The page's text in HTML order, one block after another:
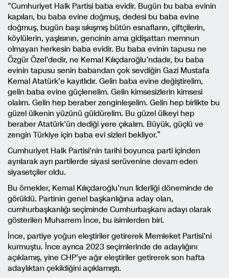
“Cumhuriyet Halk Partisi baba evidir. Bugün bu baba evinin
kapıları, bu baba evine doğmuş, dedesi bu baba evine
doğmuş, bugün başı sıkışmış bütün esnafların, çiftçilerin,
köylülerin, yaşlısının, gencinin ama gidişattan memnun
olmayan herkesin baba evidir. Bu baba evinin tapusu ne
Özgür Özel’dedir, ne Kemal Kılıçdaroğlu’ndadır, bu baba
evinin tapusu senin babandan çok sevdiğin Gazi Mustafa
Kemal Atatürk’e kayıtlıdır. Gelin baba evine değiştirelim,
gelin baba evine güçlenelim. Gelin kimsesizlerin kimsesi
olalım. Gelin hep beraber zenginleşelim. Gelin hep birlikte bu
güzel ülkenin yüzünü güldürelim. Bu güzel ülkeyi hep
beraber Atatürk’ün dediği yere çıkalım. Büyük, güçlü ve
zengin Türkiye için baba evi sizleri bekliyor.”
Cumhuriyet Halk Partisi’nin tarihi boyunca parti içinden
ayrılarak ayrı partilerde siyasi serüvenine devam eden
siyasetçiler oldu.
Bu örnekler, Kemal Kılıçdaroğlu’nun liderliği döneminde de
görüldü. Partinin genel başkanlığına aday olan,
cumhurbaşkanlığı seçiminde Cumhurbaşkanı adayı olarak
gösterilen Muharrem İnce, bu isimlerden biri.
İnce, partiye yoğun eleştiriler getirerek Memleket Partisi’ni
kurmuştu. İnce ayrıca 2023 seçimlerinde de adaylığını
açıklamış, yine CHP’ye ağır eleştiriler getirerek son hafta
adaylıktan çekildiğini açıklamıştı.